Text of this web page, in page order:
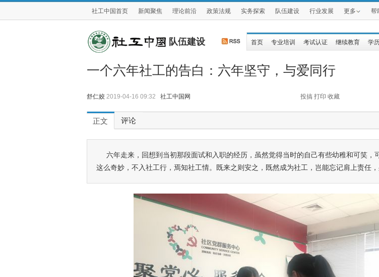
社工中国首页 新闻聚焦 理论前沿 政策法规 实务探索 队伍建设 行业发展 更多 帮
队伍建设 首页 专业培训 考试认证 继续教育 学
一个六年社工的告白：六年坚守，与爱同行
舒仁姣 2019-04-16 09:32 社工中国网 投搞 打印 收藏
正文 评论
六年走来，回想到当初那段面试和入职的经历，虽然觉得当时的自己有些幼稚和可笑，
这么奇妙，不入社工行，焉知社工情。既来之则安之，既然成为社工，岂能忘记肩上责任，